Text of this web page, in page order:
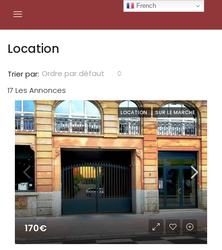
Location
17 Les Annonces
Trier par: Ordre par défaut
LOCATION SUR LE MARCHE
170€
French